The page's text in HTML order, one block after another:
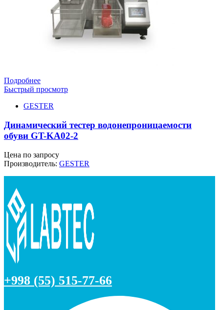
Подробнее
Быстрый просмотр
GESTER
Динамический тестер водонепроницаемости
обуви GT-KA02-2
Цена по запросу
Производитель: GESTER
+998 (55) 515-77-66